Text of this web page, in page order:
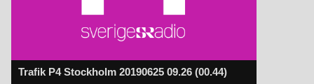
Trafik P4 Stockholm 20190625 09.26 (00.44)